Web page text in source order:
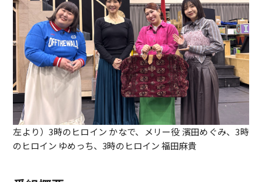
左より）3時のヒロイン かなで、メリー役 濱田めぐみ、3時
のヒロイン ゆめっち、3時のヒロイン 福田麻貴